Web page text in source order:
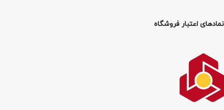
نمادهای اعتبار فروشگاه